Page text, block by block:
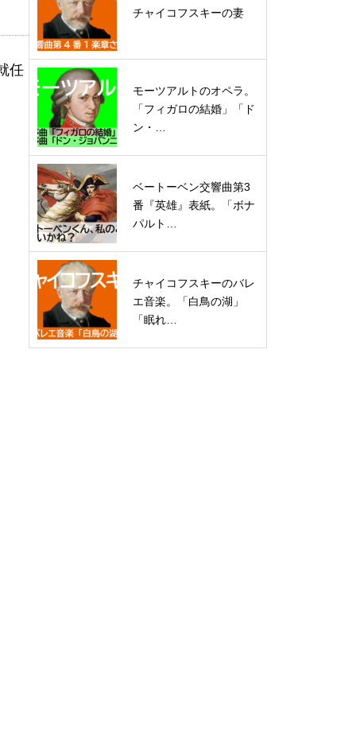
任
チャイコフスキーの妻
モーツアルトのオペラ。
「フィガロの結婚」「ド
ン・…
ベートーベン交響曲第3
番『英雄』表紙。「ボナ
パルト…
チャイコフスキーのバレ
エ音楽。「白鳥の湖」
「眠れ…